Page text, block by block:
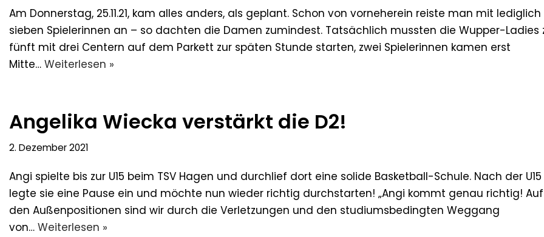
Am Donnerstag, 25.11.21, kam alles anders, als geplant. Schon von vorneherein reiste man mit lediglich
sieben Spielerinnen an – so dachten die Damen zumindest. Tatsächlich mussten die Wupper-Ladies
fünft mit drei Centern auf dem Parkett zur späten Stunde starten, zwei Spielerinnen kamen erst
Mitte… Weiterlesen »
Angelika Wiecka verstärkt die D2!
2. Dezember 2021
Angi spielte bis zur U15 beim TSV Hagen und durchlief dort eine solide Basketball-Schule. Nach der U15
legte sie eine Pause ein und möchte nun wieder richtig durchstarten! „Angi kommt genau richtig! Auf
den Außenpositionen sind wir durch die Verletzungen und den studiumsbedingten Weggang
von… Weiterlesen »